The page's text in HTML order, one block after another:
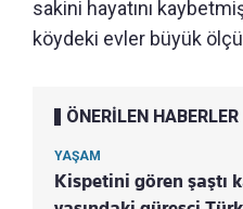
sakini hayatını
köydeki evler büyük
ÖNERİLEN HABERLER
YAŞAM
Kispetini gören şaştı